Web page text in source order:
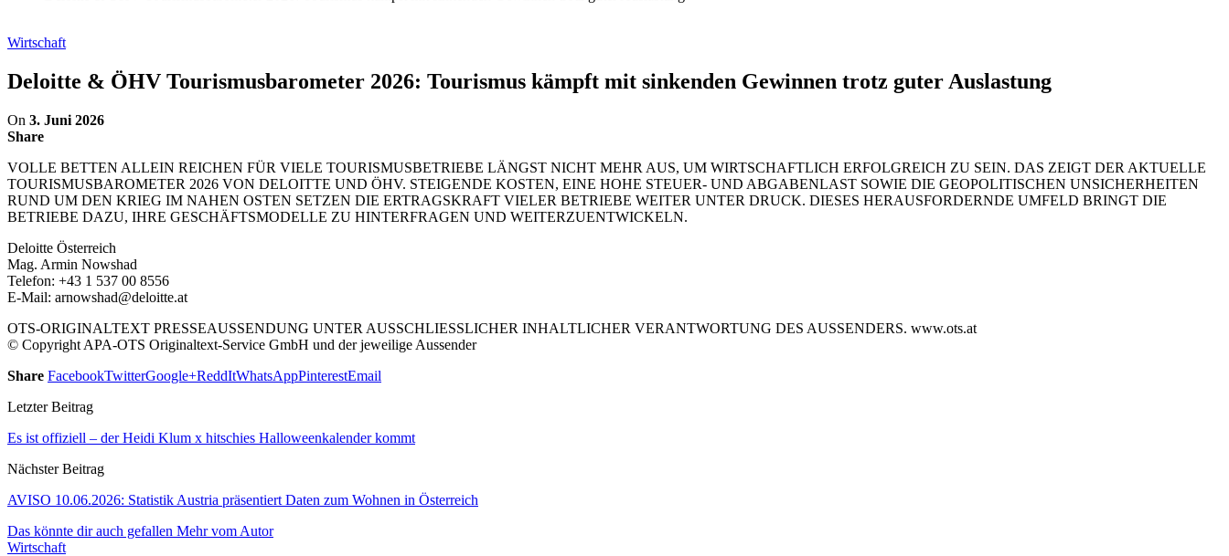
Wirtschaft
Deloitte & ÖHV Tourismusbarometer 2026: Tourismus kämpft mit sinkenden Gewinnen trotz guter Auslastung
On 3. Juni 2026
Share
VOLLE BETTEN ALLEIN REICHEN FÜR VIELE TOURISMUSBETRIEBE LÄNGST NICHT MEHR AUS, UM WIRTSCHAFTLICH ERFOLGREICH ZU SEIN. DAS ZEIGT DER AKTUELLE
TOURISMUSBAROMETER 2026 VON DELOITTE UND ÖHV. STEIGENDE KOSTEN, EINE HOHE STEUER- UND ABGABENLAST SOWIE DIE GEOPOLITISCHEN UNSICHERHEITEN
RUND UM DEN KRIEG IM NAHEN OSTEN SETZEN DIE ERTRAGSKRAFT VIELER BETRIEBE WEITER UNTER DRUCK. DIESES HERAUSFORDERNDE UMFELD BRINGT DIE
BETRIEBE DAZU, IHRE GESCHÄFTSMODELLE ZU HINTERFRAGEN UND WEITERZUENTWICKELN.
Deloitte Österreich
Mag. Armin Nowshad
Telefon: +43 1 537 00 8556
E-Mail: arnowshad@deloitte.at
OTS-ORIGINALTEXT PRESSEAUSSENDUNG UNTER AUSSCHLIESSLICHER INHALTLICHER VERANTWORTUNG DES AUSSENDERS. www.ots.at
© Copyright APA-OTS Originaltext-Service GmbH und der jeweilige Aussender
Share FacebookTwitterGoogle+ReddItWhatsAppPinterestEmail
Letzter Beitrag
Es ist offiziell – der Heidi Klum x hitschies Halloweenkalender kommt
Nächster Beitrag
AVISO 10.06.2026: Statistik Austria präsentiert Daten zum Wohnen in Österreich
Das könnte dir auch gefallen Mehr vom Autor
Wirtschaft